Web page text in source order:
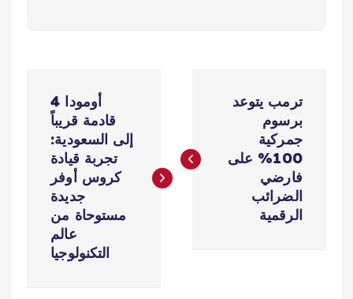
ص
ترمب يتوعد
برسوم
جمركية
100% على
فارضي
الضرائب
الرقمية
أومودا 4
قادمة قريباً
إلى السعودية:
تجربة قيادة
كروس أوفر
جديدة
مستوحاة من
عالم
التكنولوجيا